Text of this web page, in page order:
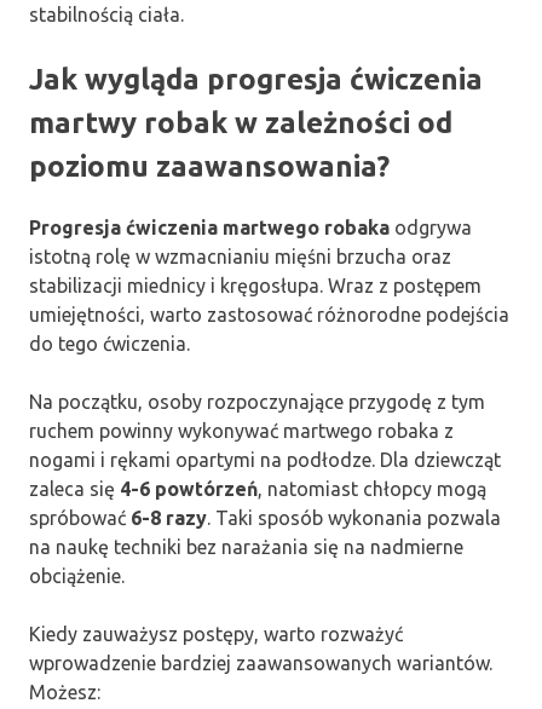
stabilnością ciała.
Jak wygląda progresja ćwiczenia
martwy robak w zależności od
poziomu zaawansowania?
Progresja ćwiczenia martwego robaka odgrywa
istotną rolę w wzmacnianiu mięśni brzucha oraz
stabilizacji miednicy i kręgosłupa. Wraz z postępem
umiejętności, warto zastosować różnorodne podejścia
do tego ćwiczenia.
Na początku, osoby rozpoczynające przygodę z tym
ruchem powinny wykonywać martwego robaka z
nogami i rękami opartymi na podłodze. Dla dziewcząt
zaleca się 4-6 powtórzeń, natomiast chłopcy mogą
spróbować 6-8 razy. Taki sposób wykonania pozwala
na naukę techniki bez narażania się na nadmierne
obciążenie.
Kiedy zauważysz postępy, warto rozważyć
wprowadzenie bardziej zaawansowanych wariantów.
Możesz: